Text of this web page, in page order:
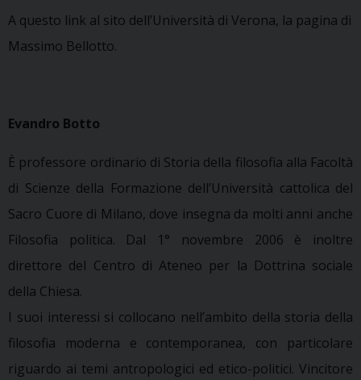
A questo link al sito dell’Università di Verona, la pagina di
Massimo Bellotto.
Evandro Botto
È professore ordinario di Storia della filosofia alla Facoltà
di Scienze della Formazione dell’Università cattolica del
Sacro Cuore di Milano, dove insegna da molti anni anche
Filosofia politica. Dal 1° novembre 2006 è inoltre
direttore del Centro di Ateneo per la Dottrina sociale
della Chiesa.
I suoi interessi si collocano nell’ambito della storia della
filosofia moderna e contemporanea, con particolare
riguardo ai temi antropologici ed etico-politici. Vincitore